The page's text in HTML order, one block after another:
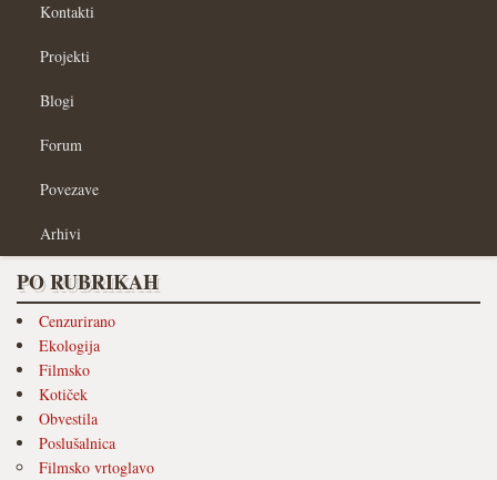
Kontakti
Projekti
Blogi
Forum
Povezave
Arhivi
PO RUBRIKAH
Cenzurirano
Ekologija
Filmsko
Kotiček
Obvestila
Poslušalnica
Filmsko vrtoglavo